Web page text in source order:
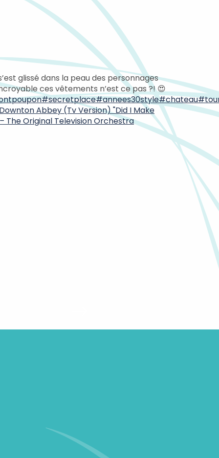
glissé dans la peau des personnages
ces vêtements n’est ce pas ?! 😍
#secretplace#annees30style#chateau
Abbey (Tv Version) "Did I Make
The Original Television Orchestra